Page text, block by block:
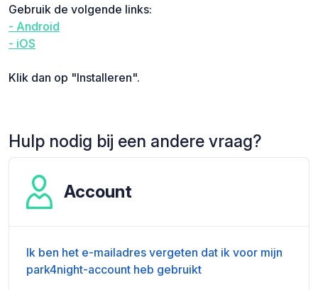
Gebruik de volgende links:
- Android
- iOS
Klik dan op "Installeren".
Hulp nodig bij een andere vraag?
Account
Ik ben het e-mailadres vergeten dat ik voor mijn
park4night-account heb gebruikt